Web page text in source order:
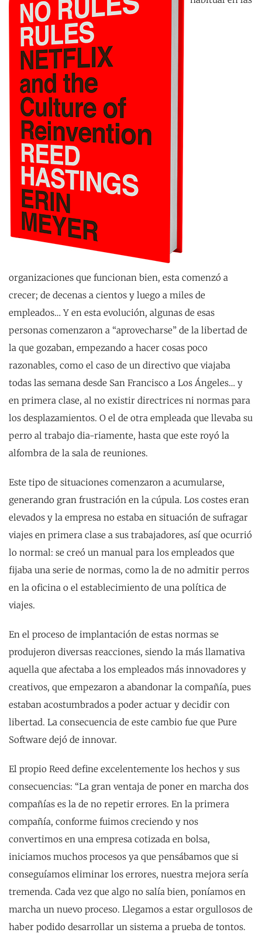
organizaciones que funcionan bien, esta comenzó a
crecer; de decenas a cientos y luego a miles de
empleados… Y en esta evolución, algunas de esas
personas comenzaron a “aprovecharse” de la libertad de
la que gozaban, empezando a hacer cosas poco
razonables, como el caso de un directivo que viajaba
todas las semana desde San Francisco a Los Ángeles… y
en primera clase, al no existir directrices ni normas para
los desplazamientos. O el de otra empleada que llevaba su
perro al trabajo dia-riamente, hasta que este royó la
alfombra de la sala de reuniones.
Este tipo de situaciones comenzaron a acumularse,
generando gran frustración en la cúpula. Los costes eran
elevados y la empresa no estaba en situación de sufragar
viajes en primera clase a sus trabajadores, así que ocurrió
lo normal: se creó un manual para los empleados que
fijaba una serie de normas, como la de no admitir perros
en la oficina o el establecimiento de una política de
viajes.
En el proceso de implantación de estas normas se
produjeron diversas reacciones, siendo la más llamativa
aquella que afectaba a los empleados más innovadores y
creativos, que empezaron a abandonar la compañía, pues
estaban acostumbrados a poder actuar y decidir con
libertad. La consecuencia de este cambio fue que Pure
Software dejó de innovar.
El propio Reed define excelentemente los hechos y sus
consecuencias: “La gran ventaja de poner en marcha dos
compañías es la de no repetir errores. En la primera
compañía, conforme fuimos creciendo y nos
convertimos en una empresa cotizada en bolsa,
iniciamos muchos procesos ya que pensábamos que si
conseguíamos eliminar los errores, nuestra mejora sería
tremenda. Cada vez que algo no salía bien, poníamos en
marcha un nuevo proceso. Llegamos a estar orgullosos de
haber podido desarrollar un sistema a prueba de tontos.